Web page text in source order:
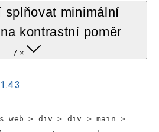
splňovat minimální
kontrastní poměr
7 ×
> div > div > main >